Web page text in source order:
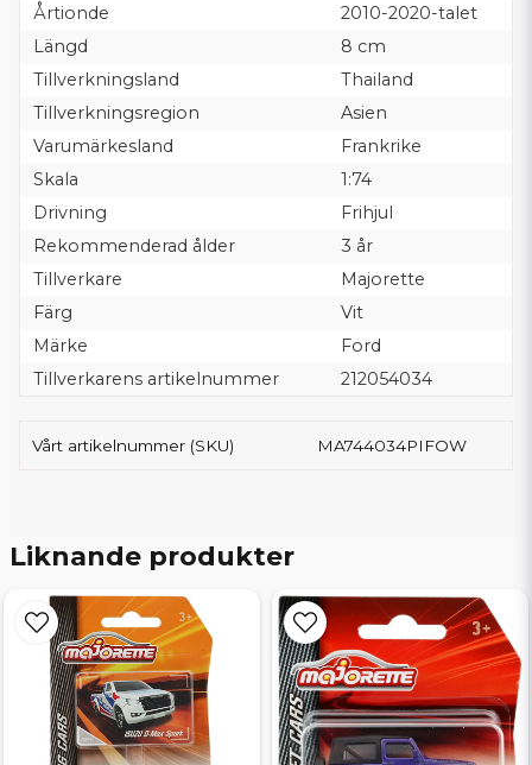
Årtionde
2010-2020-talet
Längd
8 cm
Tillverkningsland
Thailand
Tillverkningsregion
Asien
Varumärkesland
Frankrike
Skala
1:74
Drivning
Frihjul
Rekommenderad ålder
3 år
Tillverkare
Majorette
Färg
Vit
Märke
Ford
Tillverkarens artikelnummer
212054034
Vårt artikelnummer (SKU) MA744034PIFOW
Liknande produkter